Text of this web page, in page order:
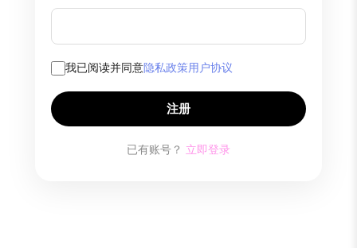
我已阅读并同意隐私政策用户协议
注册
已有账号？ 立即登录